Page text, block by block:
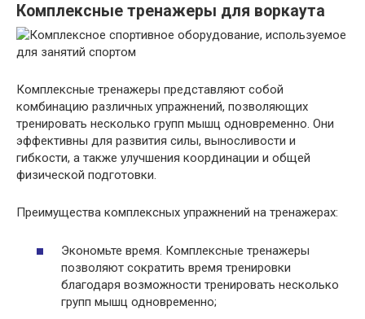
Комплексные тренажеры для воркаута
Комплексные тренажеры представляют собой
комбинацию различных упражнений, позволяющих
тренировать несколько групп мышц одновременно. Они
эффективны для развития силы, выносливости и
гибкости, а также улучшения координации и общей
физической подготовки.
Преимущества комплексных упражнений на тренажерах:
Экономьте время. Комплексные тренажеры
позволяют сократить время тренировки
благодаря возможности тренировать несколько
групп мышц одновременно;